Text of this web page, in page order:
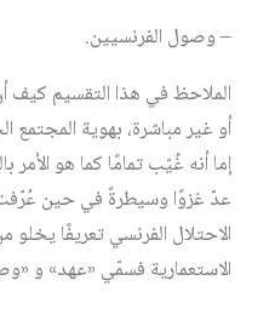
– وصول الفرنسيين.
الملاحظ في هذا التقسيم كيف
أو غير مباشرة، بهوية المجتمع
إما أنه غُيّب تمامًا كما هو الأمر
عدّ غزوًا وسيطرةً في حين عُرّفت
الاحتلال الفرنسي تعريفًا
الاستعمارية فسمّي «عهد» و